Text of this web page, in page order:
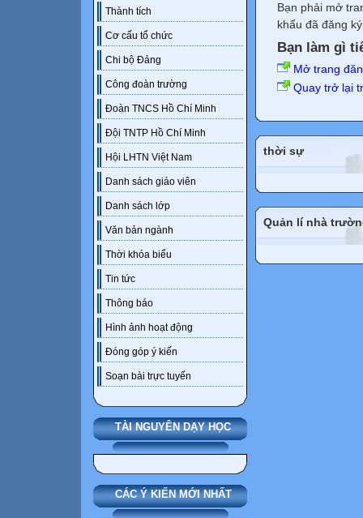
Thành tích
Cơ cấu tổ chức
Chi bộ Đảng
Công đoàn trường
Đoàn TNCS Hồ Chí Minh
Đội TNTP Hồ Chí Minh
Hội LHTN Việt Nam
Danh sách giáo viên
Danh sách lớp
Văn bản ngành
Thời khóa biểu
Tin tức
Thông báo
Hình ảnh hoạt động
Đóng góp ý kiến
Soạn bài trực tuyến
TÀI NGUYÊN DẠY HỌC
CÁC Ý KIẾN MỚI NHẤT
Bạn phải mở
khẩu đã đăng
Bạn làm gì
Mở trang
Quay trở lại
thời sự
Quản lí nhà